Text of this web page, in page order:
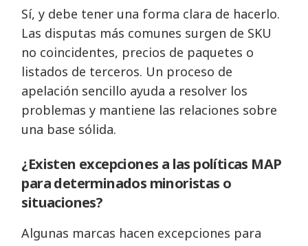
Sí, y debe tener una forma clara de hacerlo.
Las disputas más comunes surgen de SKU
no coincidentes, precios de paquetes o
listados de terceros. Un proceso de
apelación sencillo ayuda a resolver los
problemas y mantiene las relaciones sobre
una base sólida.
¿Existen excepciones a las políticas MAP
para determinados minoristas o
situaciones?
Algunas marcas hacen excepciones para